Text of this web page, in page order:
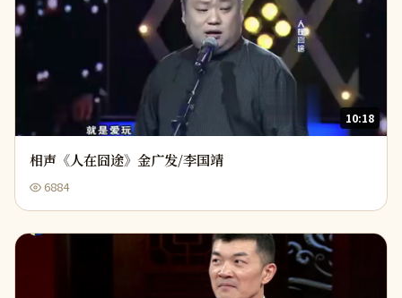
10:18
相声《人在囧途》金广发/李国靖
6884